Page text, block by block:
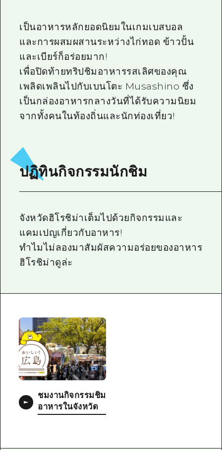
เป็นอาหารหลักยอดนิยมในเกมเบสบอล
และการผสมผสานระหว่างไก่ทอด ข้าวปั้น
และเบียร์ก็อร่อยมาก!
เพื่อปิดท้ายทริปชิมอาหารรสเลิศของคุณ
เพลิดเพลินไปกับเบนโตะ Musashino ซึ่ง
เป็นกล่องอาหารกลางวันที่ได้รับความนิยม
จากทั้งคนในท้องถิ่นและนักท่องเที่ยว!
ปฏิทินกิจกรรมนักชิม
จังหวัดฮิโรชิม่าเต็มไปด้วยกิจกรรมและ
แคมเปญเกี่ยวกับอาหาร!
ทำไมไม่ลองมาสัมผัสความอร่อยของอาหาร
ฮิโรชิม่าดูล่ะ
ชมงานกิจกรรมชิม
อาหารในจังหวัด